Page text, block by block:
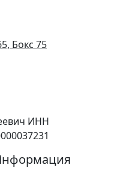
Бокс 75
ИНН